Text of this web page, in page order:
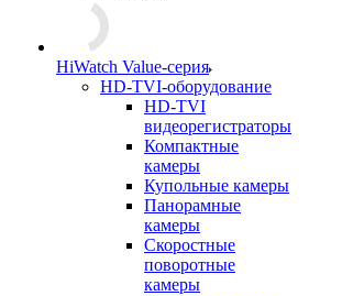
HiWatch Value-серия
HD-TVI-оборудование
HD-TVI
видеорегистраторы
Компактные
камеры
Купольные камеры
Панорамные
камеры
Скоростные
поворотные
камеры